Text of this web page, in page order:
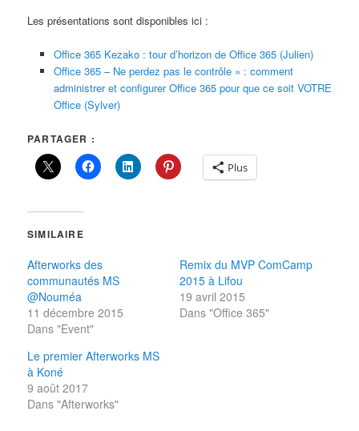
Les présentations sont disponibles ici :
Office 365 Kezako : tour d’horizon de Office 365 (Julien)
Office 365 – Ne perdez pas le contrôle » : comment
administrer et configurer Office 365 pour que ce soit VOTRE
Office (Sylver)
PARTAGER :
Plus
SIMILAIRE
Afterworks des
communautés MS
@Nouméa
11 décembre 2015
Dans "Event"
Remix du MVP ComCamp
2015 à Lifou
19 avril 2015
Dans "Office 365"
Le premier Afterworks MS
à Koné
9 août 2017
Dans "Afterworks"